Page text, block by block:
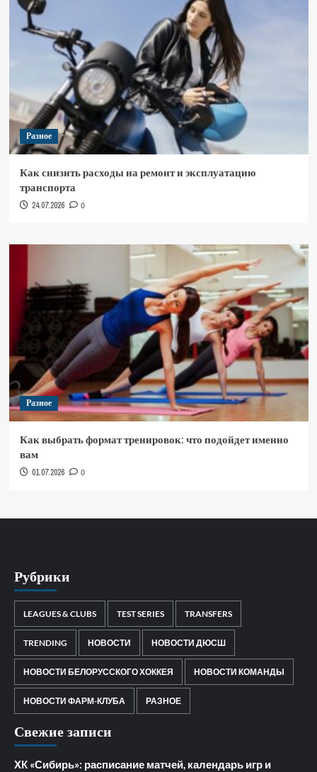
Разное
Как снизить расходы на ремонт и эксплуатацию
транспорта
24.07.2026 0
Разное
Как выбрать формат тренировок: что подойдет именно
вам
01.07.2026 0
Рубрики
LEAGUES & CLUBS TEST SERIES TRANSFERS
TRENDING НОВОСТИ НОВОСТИ ДЮСШ
НОВОСТИ БЕЛОРУССКОГО ХОККЕЯ НОВОСТИ КОМАНДЫ
НОВОСТИ ФАРМ-КЛУБА РАЗНОЕ
Свежие записи
ХК «Сибирь»: расписание матчей, календарь игр и